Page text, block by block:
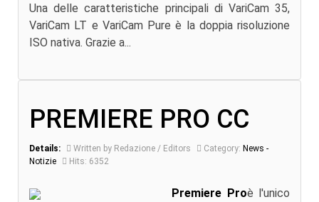
Una delle caratteristiche principali di VariCam 35,
VariCam LT e VariCam Pure è la doppia risoluzione
ISO nativa. Grazie a...
PREMIERE PRO CC
Details: Written by Redazione / Editors Category: News -
Notizie
Hits: 6352
Premiere Proè l'unico